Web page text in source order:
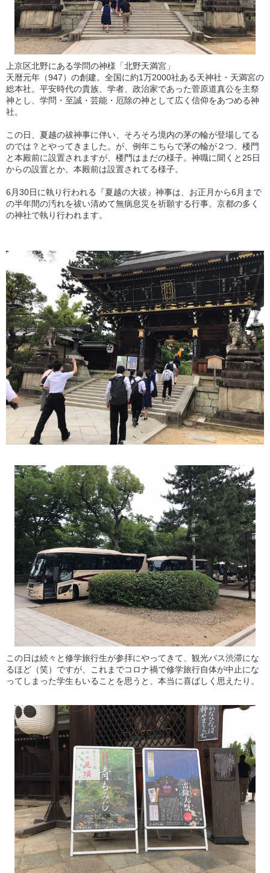
上京区北野にある学問の神様「北野天満宮」
天暦元年（947）の創建。全国に約1万2000社ある天神社・天満宮の
総本社。平安時代の貴族、学者、政治家であった菅原道真公を主祭
神とし、学問・至誠・芸能・厄除の神として広く信仰をあつめる神
社。
この日、夏越の祓神事に伴い、そろそろ境内の茅の輪が登場してる
のでは？とやってきました。が、例年こちらで茅の輪が２つ、楼門
と本殿前に設置されますが、楼門はまだの様子。神職に聞くと25日
からの設置とか。本殿前は設置されてる様子。
6月30日に執り行われる『夏越の大祓』神事は、お正月から6月まで
の半年間の汚れを祓い清めて無病息災を祈願する行事。京都の多く
の神社で執り行われます。
この日は続々と修学旅行生が参拝にやってきて、観光バス渋滞にな
るほど（笑）ですが、これまでコロナ禍で修学旅行自体が中止にな
ってしまった学生もいることを思うと、本当に喜ばしく思えたり。